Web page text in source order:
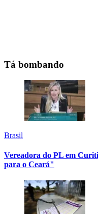
Tá bombando
Brasil
Vereadora do PL em
para o Ceará"